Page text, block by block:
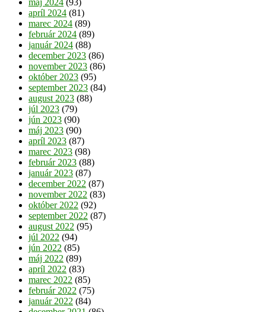
apríl 2024 (81)
marec 2024 (89)
február 2024 (89)
január 2024 (88)
december 2023 (86)
november 2023 (86)
október 2023 (95)
september 2023 (84)
august 2023 (88)
júl 2023 (79)
jún 2023 (90)
máj 2023 (90)
apríl 2023 (87)
marec 2023 (98)
február 2023 (88)
január 2023 (87)
december 2022 (87)
november 2022 (83)
október 2022 (92)
september 2022 (87)
august 2022 (95)
júl 2022 (94)
jún 2022 (85)
máj 2022 (89)
apríl 2022 (83)
marec 2022 (85)
február 2022 (75)
január 2022 (84)